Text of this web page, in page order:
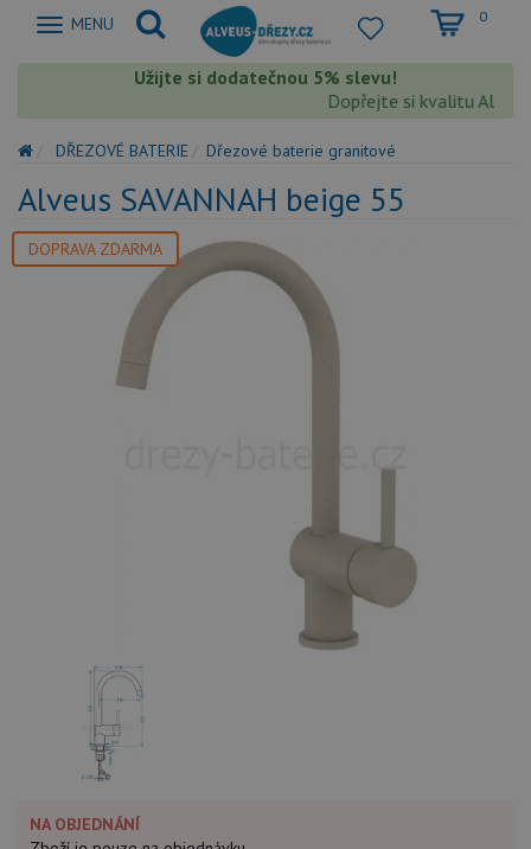
Zobrazit
MENU 0
Užijte si dodatečnou 5% slevu!
Dopřejte si kvalitu
DŘEZOVÉ BATERIE Dřezové baterie granitové
Alveus SAVANNAH beige 55
DOPRAVA ZDARMA
NA OBJEDNÁNÍ